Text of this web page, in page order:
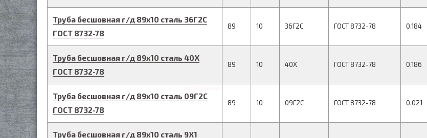
Труба бесшовная г/д 89х10 сталь 36Г2С
ГОСТ 8732-78
89 10 36Г2С ГОСТ 8732-78 0.184
Труба бесшовная г/д 89х10 сталь 40Х
ГОСТ 8732-78
89 10 40Х ГОСТ 8732-78 0.186
Труба бесшовная г/д 89х10 сталь 09Г2С
ГОСТ 8732-78
89 10 09Г2С ГОСТ 8732-78 0.021
Труба бесшовная г/д 89х10 сталь 9Х1